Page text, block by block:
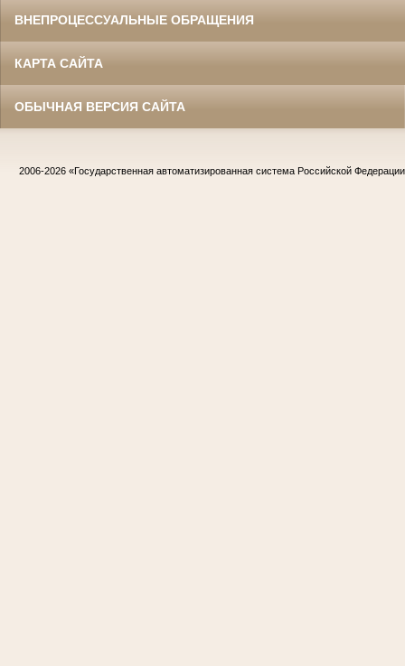
ВНЕПРОЦЕССУАЛЬНЫЕ ОБРАЩЕНИЯ
КАРТА САЙТА
ОБЫЧНАЯ ВЕРСИЯ САЙТА
2006-2026 «Государственная автоматизированная система Российской